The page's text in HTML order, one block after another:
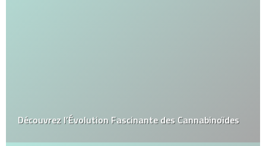
Découvrez l’Évolution Fascinante des Cannabinoïdes